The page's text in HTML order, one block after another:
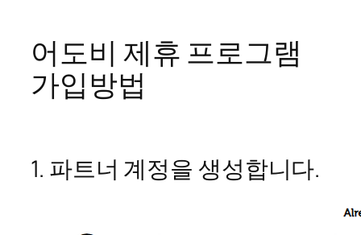
어도비 제휴 프로그램
가입방법
1. 파트너 계정을 생성합니다.